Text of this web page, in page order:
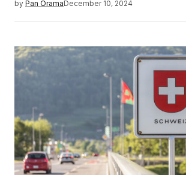
by Pan OramaDecember 10, 2024